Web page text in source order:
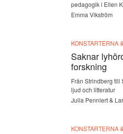
pedagogik i Ellen
Emma Vikström
KONSTARTERNA
Saknar
forskning
Från Strindberg till
ljud och litteratur
Julia Pennlert &
KONSTARTERNA